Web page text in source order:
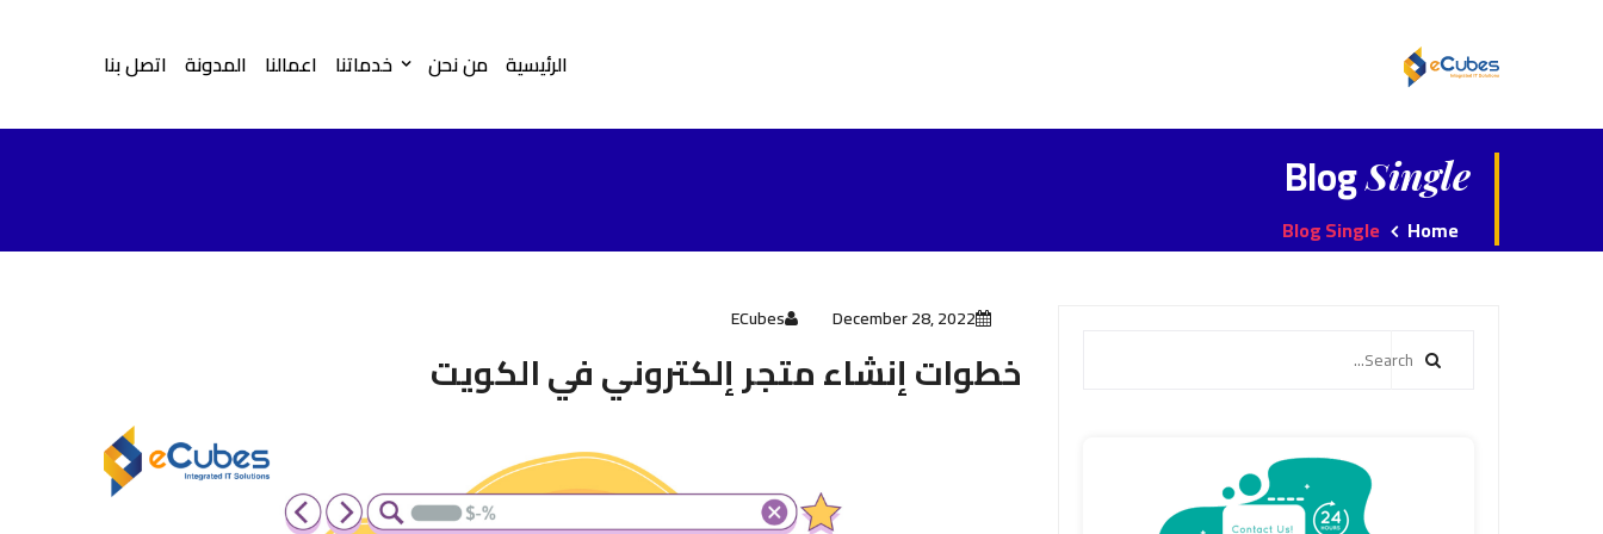
الرئيسية من نحن خدماتنا اعمالنا المدونة اتصل بنا
BlogSingle
Home
Blog Single
December 28, 2022
ECubes
خطوات إنشاء متجر إلكتروني في الكويت